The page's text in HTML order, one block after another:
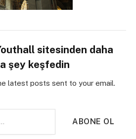
sitesinden daha
şey keşfedin
latest posts sent to your email.
ABONE OL